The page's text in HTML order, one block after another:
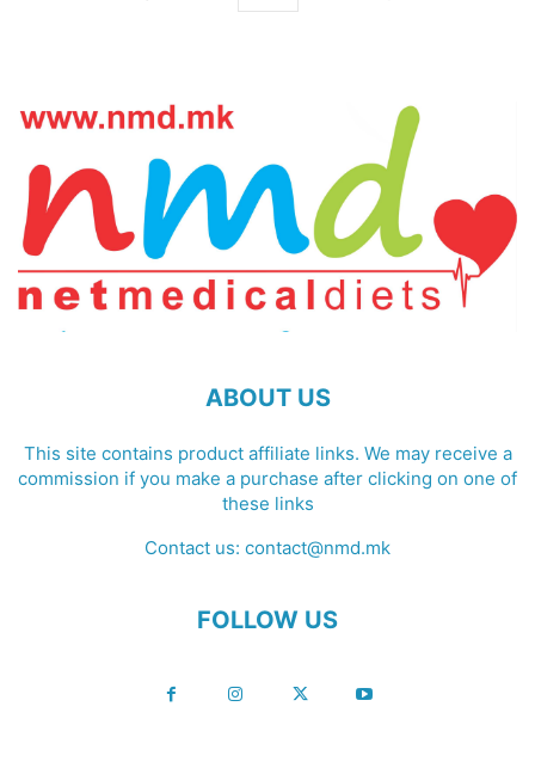
ABOUT US
This site contains product affiliate links. We may receive a
commission if you make a purchase after clicking on one of
these links
Contact us: contact@nmd.mk
FOLLOW US